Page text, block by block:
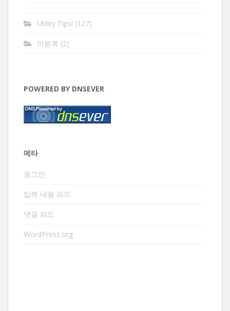
Utility Tips! (127)
미분류 (2)
POWERED BY DNSEVER
메타
로그인
입력 내용 피드
댓글 피드
WordPress.org